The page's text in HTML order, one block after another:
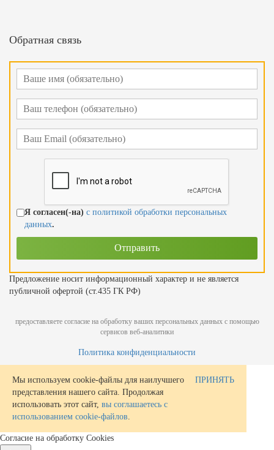
Обратная связь
Я согласен(-на) с политикой обработки персональных
данных.
Предложение носит информационный характер и не является
публичной офертой (ст.435 ГК РФ)
предоставляете согласие на обработку ваших персональных данных с помощью
сервисов веб-аналитики
Политика конфиденциальности
Мы используем cookie-файлы для наилучшего
представления нашего сайта. Продолжая
использовать этот сайт, вы соглашаетесь с
использованием cookie-файлов
ПРИНЯТЬ
Согласие на обработку Cookies